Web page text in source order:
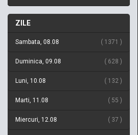
ZILE
Sambata, 08.08 1371
Duminica, 09.08 628
Luni, 10.08 132
Marti, 11.08 55
Miercuri, 12.08 37